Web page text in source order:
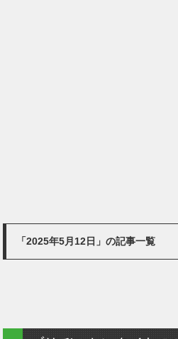
「2025年5月12日」の記事一覧